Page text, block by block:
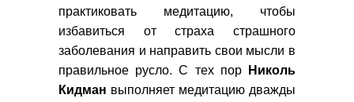
практиковать медитацию, чтобы
избавиться от страха страшного
заболевания и направить свои мысли в
правильное русло. С тех пор
Николь
Кидман выполняет медитацию дважды